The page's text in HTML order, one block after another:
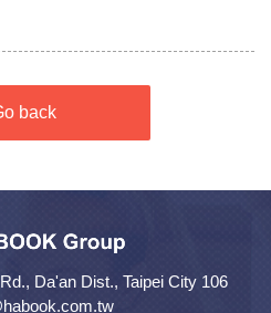
back
Da'an Dist., Taipei City 106